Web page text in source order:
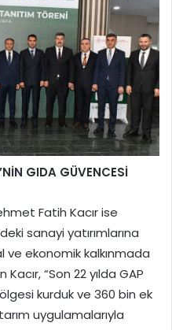
GIDA GÜVENCESİ
Fatih Kacır ise
sanayi yatırımlarına
ve ekonomik kalkınmada
“Son 22 yılda GAP
kurduk ve 360 bin ek
uygulamalarıyla